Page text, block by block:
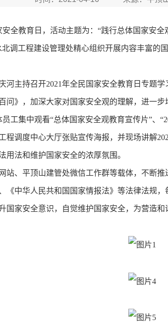
全教育日，活动主题为：“践行总体国家安
调工程建设管理处精心组织开展内容丰富
主持召开2021年全民国家安全教育日专题学
问》，加深大家对国家安全观的理解，进一步
集中观看“总体国家安全观教育宣传片”、
程调度中心大厅张贴宣传海报，并现场讲解
用法和维护国家安全的浓厚氛围。
、平顶山建管处微信工作群等载体，不断推
《中华人民共和国国家情报法》等法律法规
国家安全意识，自觉维护国家安全，为营造和